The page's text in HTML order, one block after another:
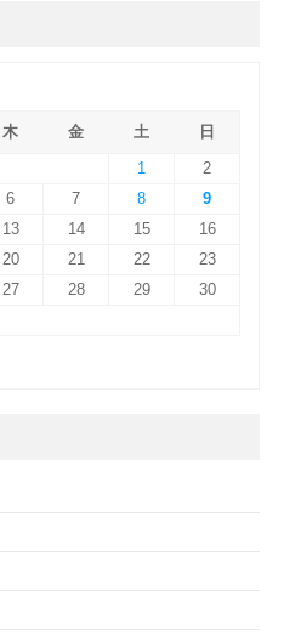
木 金 土
日
1
2
6 7 8
9
13 14 15
16
20 21 22
23
27 28 29
30